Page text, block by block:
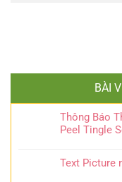
BÀI
Thông Báo
Peel Tingle
Text Picture